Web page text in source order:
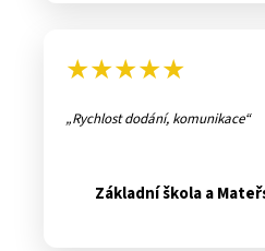
★★★★★
Rychlost dodání, komunikace
Základní škola a